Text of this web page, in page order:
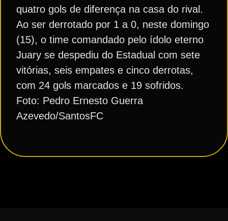
quatro gols de diferença na casa do rival.
Ao ser derrotado por 1 a 0, neste domingo
(15), o time comandado pelo ídolo eterno
Juary se despediu do Estadual com sete
vitórias, seis empates e cinco derrotas,
com 24 gols marcados e 19 sofridos.
Foto: Pedro Ernesto Guerra
Azevedo/SantosFC